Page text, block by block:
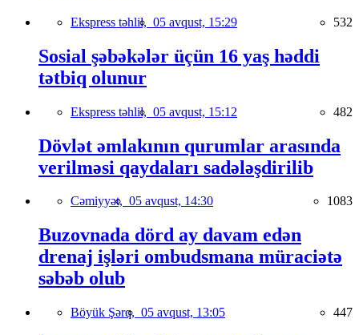
Ekspress təhlil, 05 avqust, 15:29 532
Sosial şəbəkələr üçün 16 yaş həddi
tətbiq olunur
Ekspress təhlil, 05 avqust, 15:12 482
Dövlət əmlakının qurumlar arasında
verilməsi qaydaları sadələşdirilib
Cəmiyyət, 05 avqust, 14:30 1083
Buzovnada dörd ay davam edən
drenaj işləri ombudsmana müraciətə
səbəb olub
Böyük Şərq, 05 avqust, 13:05 447